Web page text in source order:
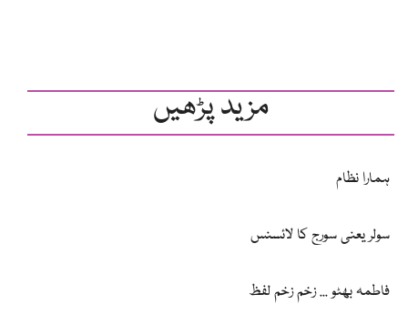
مزید پڑھیں
ہمارا نظام
سولر یعنی سورج کا لائسنس
فاطمہ بھٹو ... زخم زخم لفظ